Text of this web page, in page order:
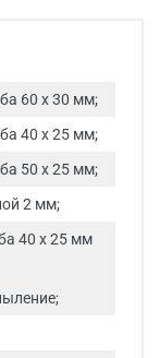
60 х 30 мм;
40 х 25 мм;
50 х 25 мм;
2 мм;
40 х 25 мм